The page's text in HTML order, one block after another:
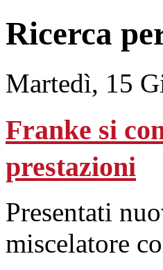
Ricerca
Martedì, 15
Franke si
prestazioni
Presentati
miscelatore